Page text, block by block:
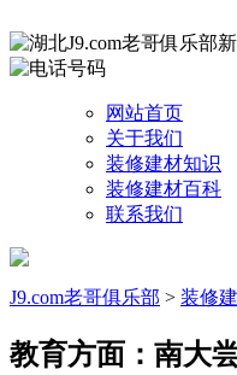
网站首页
关于我们
装修建材知识
装修建材百科
联系我们
J9.com老哥俱乐部 > 装修
教育方面：南大